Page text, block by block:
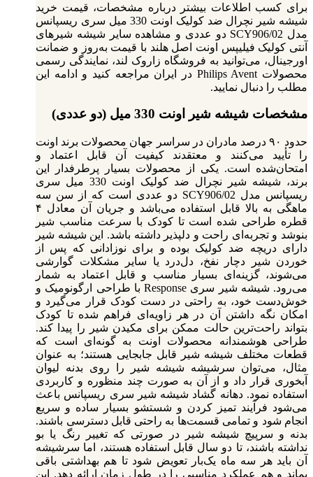
برای کسب اطلاعات بیشتر درباره مشخصات، قیمت خرید
شیشه شیر نچرال ضد کولیک اونت 330 میل سری ریسپانس
مدل SCY906/02 دو عددی و مشاهده سایر شیشه شیرهای
آنتی کولیک فیلیپس اونت اصل هلند با قیمت به‌روز و ضمانت
اورجینال، می‌توانید به فروشگاه زاروک لند، نمایندگی رسمی
محصولات Philips Avent در ایران مراجعه کنید و ادامه این
مطلب را دنبال نمایید.
مشخصات شیشه شیر اونت 330 میل (دو عددی)
حدود ۹۰ درصد مادران در سراسر جهان محصولات برند اونت
را تأیید می‌کنند و معتقدند کیفیت آن قابل اعتماد و
امتحان‌شده است. یکی از محصولات بسیار پرطرفدار این
برند، شیشه شیر نچرال ضد کولیک اونت 330 میل سری
ریسپانس مدل SCY906/02 دو عددی است که از سن سه
ماهگی به بالا قابل استفاده می‌باشد و جریان آن معادل ۴
قطره طراحی شده است تا کودک با سرعت مناسب شیر
بنوشد و تجربه‌ای راحت و دلپذیر داشته باشد. این شیشه شیر
دارای دریچه ضد کولیک بوده و برای نوزادانی که پس از
خوردن شیر دچار نفخ، دل‌درد یا سایر مشکلات گوارشی
می‌شوند، گزینه‌ای بسیار مناسب و قابل اعتماد به شمار
می‌رود. شیشه شیر سری Response با طراحی ارگونومیک و
خوش‌دست خود، به راحتی در دست کودک قرار می‌گیرد و
امکان نگه داشتن آن در هر زاویه‌ای فراهم شده تا کودک
بتواند راحت‌ترین حالت ممکن برای مکیدن شیر را پیدا کند.
طراحی هوشمندانه محصولات اونت به گونه‌ای است که
قطعات مختلف شیشه شیر قابل جابجایی هستند؛ به عنوان
مثال، می‌توان سرشیشه شیشه شیر را روی بدنه لیوان
آبخوری قرار داد و از آن به صورت چند منظوره و کاربردی
استفاده نمود. دهانه گشاد شیشه شیر سری ریسپانس باعث
می‌شود فرآیند تمیز کردن و شستشو بسیار ساده و سریع
انجام شود و تمامی قسمت‌ها به راحتی قابل دسترسی باشند.
بدنه و سرپیچ شیشه شیر در صورتی که تغییر رنگ یا بو
نداشته باشند، تا دو سال قابل استفاده هستند، اما سرشیشه
آن باید هر سه ماه یک‌بار تعویض شود تا هم بهداشتی باقی
بماند و هم عملکرد مناسبی را در طول زمان ارائه دهد. این